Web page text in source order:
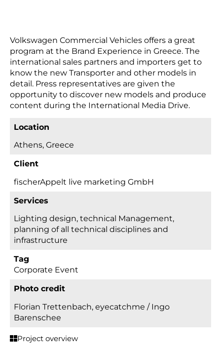
Volkswagen Commercial Vehicles offers a great
program at the Brand Experience in Greece. The
international sales partners and importers get to
know the new Transporter and other models in
detail. Press representatives are given the
opportunity to discover new models and produce
content during the International Media Drive.
Location
Athens, Greece
Client
fischerAppelt live marketing GmbH
Services
lighting design, technical Management,
planning of all technical disciplines and
infrastructure
Tag
Corporate Event
Photo credit
Florian Trettenbach, eyecatchme / Ingo
Barenschee
Project overview